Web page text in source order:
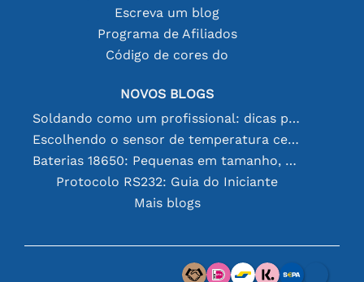
Escreva um blog
Programa de Afiliados
Código de cores do
NOVOS BLOGS
Soldando como um profissional: dicas para conexões eletrônicas perfeitas
Escolhendo o sensor de temperatura certo [youtube]
Baterias 18650: Pequenas em tamanho, grandes em desempenho
Protocolo RS232: Guia do Iniciante
Mais blogs